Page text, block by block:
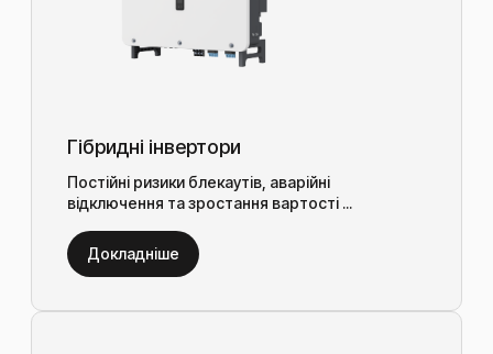
Гібридні інвертори
Постійні ризики блекаутів, аварійні
відключення та зростання вартості ...
Докладніше